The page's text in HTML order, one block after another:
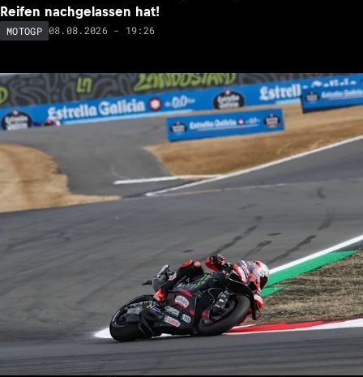
Reifen nachgelassen hat!
MOTOGP 08.08.2026 - 19:26